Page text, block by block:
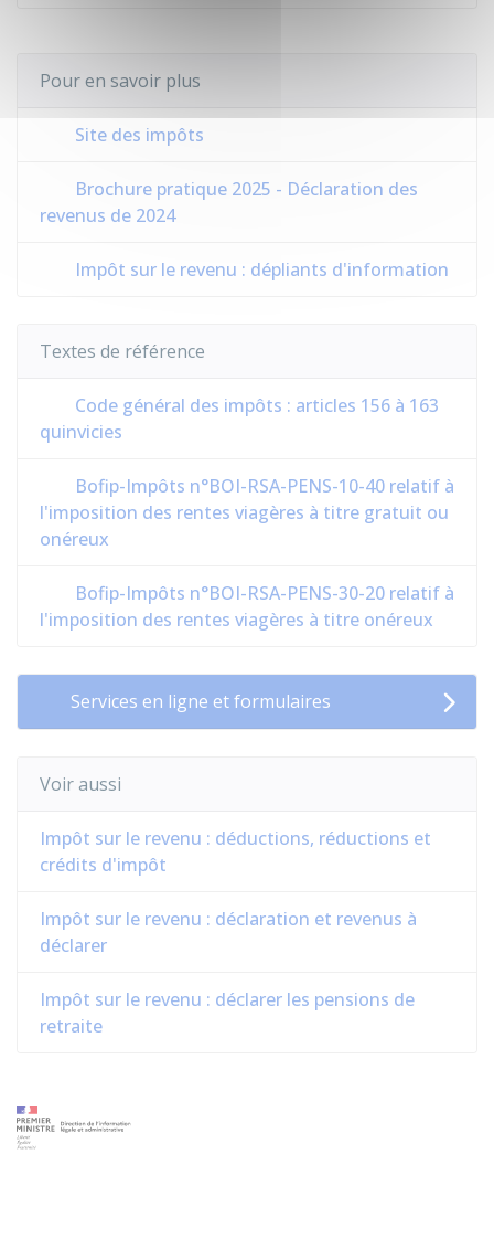
Pour en savoir plus
Site des impôts
Brochure pratique 2025 - Déclaration des
revenus de 2024
Impôt sur le revenu : dépliants d'information
Textes de référence
Code général des impôts : articles 156 à 163
quinvicies
Bofip-Impôts n°BOI-RSA-PENS-10-40 relatif à
l'imposition des rentes viagères à titre gratuit ou
onéreux
Bofip-Impôts n°BOI-RSA-PENS-30-20 relatif à
l'imposition des rentes viagères à titre onéreux
Services en ligne et formulaires
Voir aussi
Impôt sur le revenu : déductions, réductions et
crédits d'impôt
Impôt sur le revenu : déclaration et revenus à
déclarer
Impôt sur le revenu : déclarer les pensions de
retraite